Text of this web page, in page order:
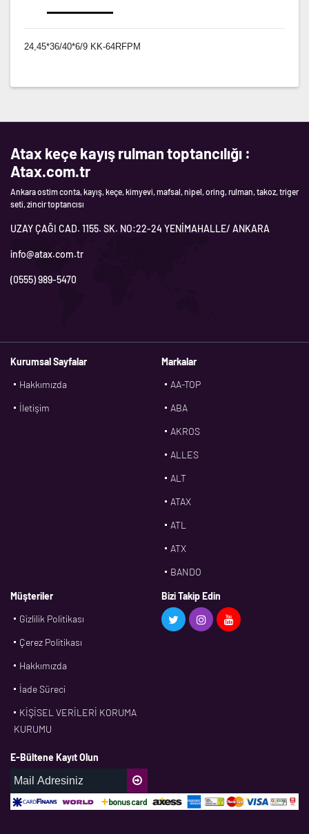
24,45*36/40*6/9 KK-64RFPM
Atax keçe kayış rulman toptancılığı :
Atax.com.tr
Ankara ostim conta, kayış, keçe, kimyevi, mafsal, nipel, oring, rulman, takoz, triger
seti, zincir toptancısı
UZAY ÇAĞI CAD. 1155. SK. NO:22-24 YENİMAHALLE/ ANKARA
info@atax.com.tr
(0555) 989-5470
Kurumsal Sayfalar
Hakkımızda
İletişim
Markalar
AA-TOP
ABA
AKROS
ALLES
ALT
ATAX
ATL
ATX
BANDO
BMS
CDF
DPH
Müşteriler
Gizlilik Politikası
Çerez Politikası
Hakkımızda
İade Süreci
KİŞİSEL VERİLERİ KORUMA
KURUMU
Bizi Takip Edin
E-Bültene Kayıt Olun